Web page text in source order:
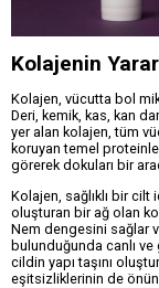
Kolajenin
Kolajen, vücutta bol
Deri, kemik, kas, kan
yer alan kolajen, tüm
koruyan temel
görerek dokuları bir
Kolajen, sağlıklı bir cilt
oluşturan bir ağ olan
Nem dengesini sağlar
bulunduğunda canlı ve
cildin yapı taşını
eşitsizliklerinin de